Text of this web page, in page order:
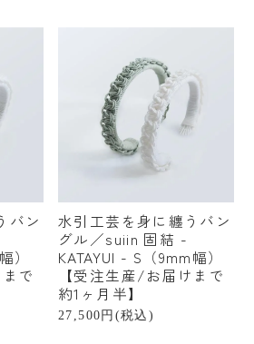
バン
）
で
水引工芸を身に纏うバン
グル／suiin 固結 -
KATAYUI - S（9mm幅）
【受注生産/お届けまで
約1ヶ月半】
27,500円(税込)